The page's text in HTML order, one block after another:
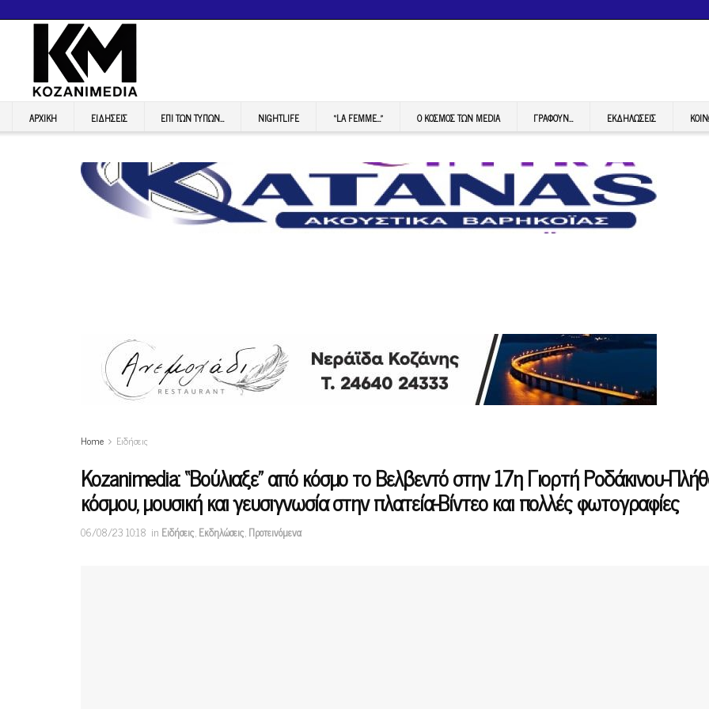
ΑΡΧΙΚΉ ΕΙΔΉΣΕΙΣ ΕΠI ΤΩΝ ΤΥΠΩΝ… NIGHTLIFE “LA FEMME…” Ο ΚΟΣΜΟΣ ΤΩΝ MEDIA ΓΡΆΦΟΥΝ… ΕΚΔΗΛΏΣΕΙΣ
Home Ειδήσεις
Kozanimedia: “Βούλιαξε” από κόσμο το Βελβεντό στην 17η Γιορτή Ροδάκινου-
κόσμου, μουσική και γευσιγνωσία στην πλατεία-Bίντεο και πολλές φωτογραφίες
06/08/23 10:18 in Ειδήσεις,Εκδηλώσεις,Προτεινόμενα